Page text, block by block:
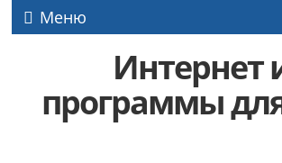
Меню
Интернет
программы